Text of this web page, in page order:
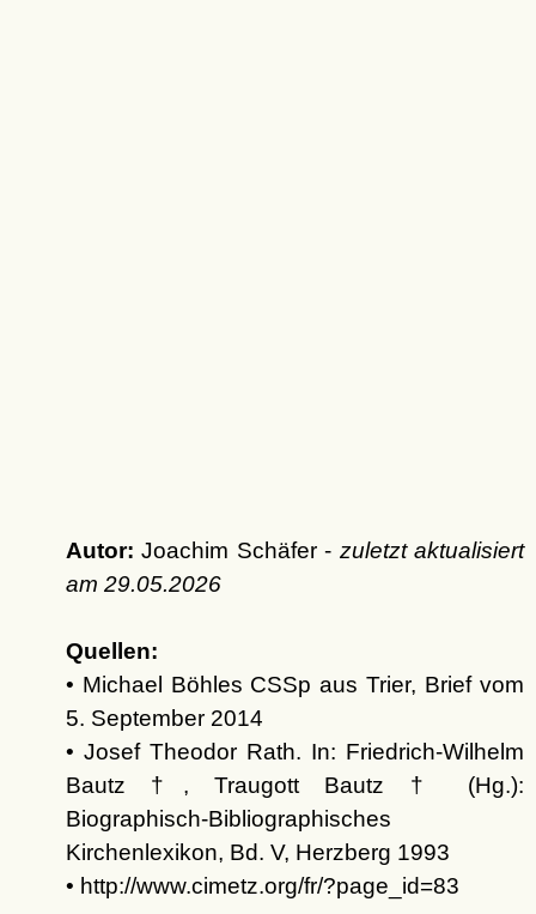
Autor: Joachim Schäfer - zuletzt aktualisiert
am 29.05.2026
Quellen:
• Michael Böhles CSSp aus Trier, Brief vom
5. September 2014
• Josef Theodor Rath. In: Friedrich-Wilhelm
Bautz †, Traugott Bautz † (Hg.):
Biographisch-Bibliographisches
Kirchenlexikon, Bd. V, Herzberg 1993
• http://www.cimetz.org/fr/?page_id=83